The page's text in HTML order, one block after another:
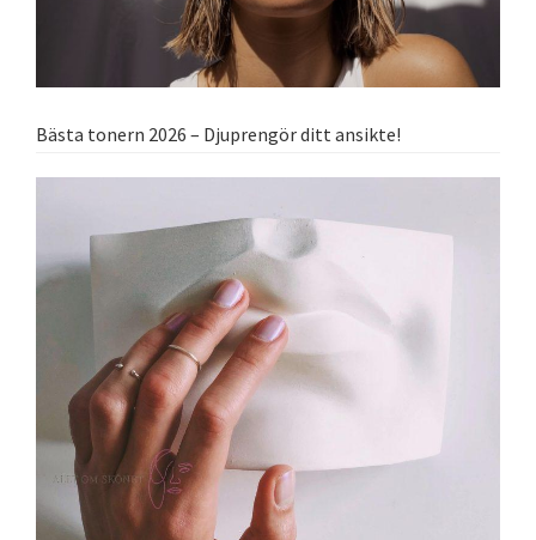
Bästa tonern 2026 – Djuprengör ditt ansikte!